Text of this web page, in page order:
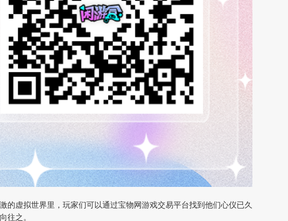
虚拟世界里，玩家们可以通过宝物网游戏交易平台找到他们心仪已久
往之。